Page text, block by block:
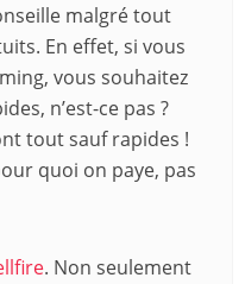
malgré tout
En effet, si vous
vous souhaitez
n’est-ce pas ?
tout sauf rapides !
quoi on paye, pas
. Non seulement